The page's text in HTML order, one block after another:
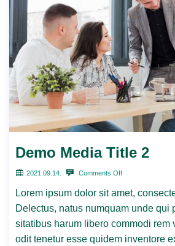
Demo Media Title 2
2021.09.14. Comments Off
Lorem ipsum dolor sit amet,
Delectus, natus numquam unde qui
sitatibus harum libero commodi rem
odit tenetur esse quidem inventore